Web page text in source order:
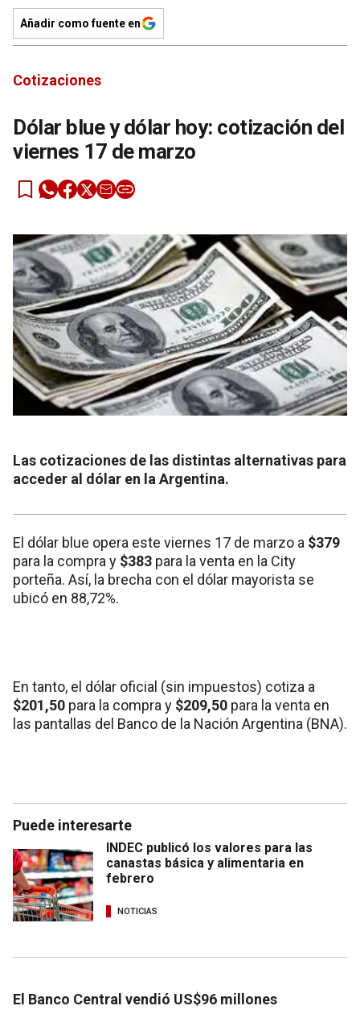
Añadir como fuente en
Cotizaciones
Dólar blue y dólar hoy: cotización del
viernes 17 de marzo
Las cotizaciones de las distintas alternativas para
acceder al dólar en la Argentina.
El dólar blue opera este viernes 17 de marzo a $379
para la compra y $383 para la venta en la City
porteña. Así, la brecha con el dólar mayorista se
ubicó en 88,72%.
En tanto, el dólar oficial (sin impuestos) cotiza a
$201,50 para la compra y $209,50 para la venta en
las pantallas del Banco de la Nación Argentina (BNA).
Puede interesarte
INDEC publicó los valores para las
canastas básica y alimentaria en
febrero
NOTICIAS
El Banco Central vendió US$96 millones